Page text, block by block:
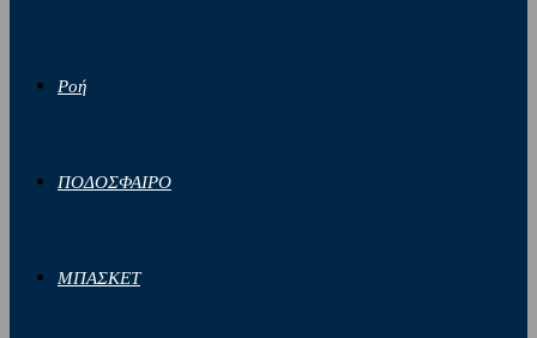
Ροή
ΠΟΔΟΣΦΑΙΡΟ
ΜΠΑΣΚΕΤ